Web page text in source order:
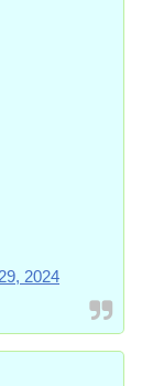
2024